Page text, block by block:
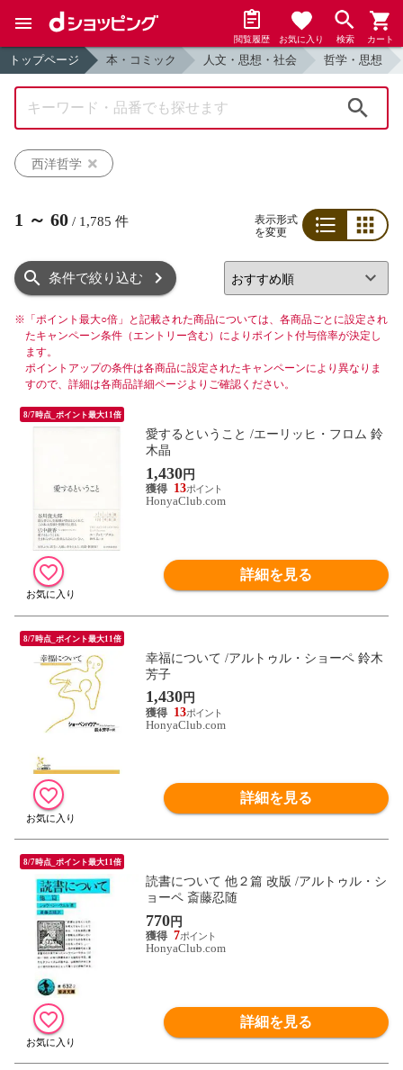
閲覧履歴 お気に入り 検索 カート
トップページ 本・コミック 人文・思想・社会 哲学・思想
西洋哲学
1 ～ 60 / 1,785 件
表示形式
を変更
条件で絞り込む
※ 「ポイント最大○倍」と記載された商品については、各商品ごとに設定され
たキャンペーン条件（エントリー含む）によりポイント付与倍率が決定し
ます。
ポイントアップの条件は各商品に設定されたキャンペーンにより異なりま
すので、詳細は各商品詳細ページよりご確認ください。
8/7時点_ポイント最大11倍
愛するということ /エーリッヒ・フロム 鈴
木晶
1,430円
13
HonyaClub.com
詳細を見る
8/7時点_ポイント最大11倍
幸福について /アルトゥル・ショーペ 鈴木
芳子
1,430円
13
HonyaClub.com
詳細を見る
8/7時点_ポイント最大11倍
読書について 他２篇 改版 /アルトゥル・シ
ョーペ 斎藤忍随
770円
7
HonyaClub.com
詳細を見る